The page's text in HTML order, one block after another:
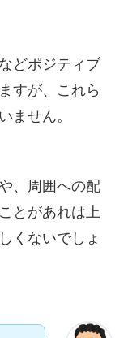
どポジティブ
すが、これら
ません。
、周囲への配
とがあれは上
くないでしょ